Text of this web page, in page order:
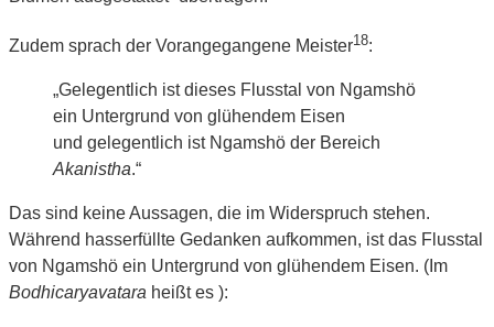
Zudem sprach der Vorangegangene Meister18:
„Gelegentlich ist dieses Flusstal von Ngamshö
ein Untergrund von glühendem Eisen
und gelegentlich ist Ngamshö der Bereich
Akanistha.“
Das sind keine Aussagen, die im Widerspruch stehen.
Während hasserfüllte Gedanken aufkommen, ist das Flusstal
von Ngamshö ein Untergrund von glühendem Eisen. (Im
Bodhicaryavatara heißt es ):